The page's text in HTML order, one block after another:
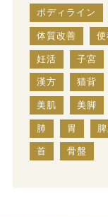
ボディライン
体質改善 便
妊活 子宮
漢方 猫背
美肌 美脚
肺 胃
首 骨盤